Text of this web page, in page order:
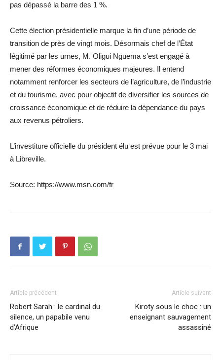
pas dépassé la barre des 1 %.
Cette élection présidentielle marque la fin d’une période de
transition de près de vingt mois. Désormais chef de l’État
légitimé par les urnes, M. Oligui Nguema s’est engagé à
mener des réformes économiques majeures. Il entend
notamment renforcer les secteurs de l’agriculture, de l’industrie
et du tourisme, avec pour objectif de diversifier les sources de
croissance économique et de réduire la dépendance du pays
aux revenus pétroliers.
L’investiture officielle du président élu est prévue pour le 3 mai
à Libreville.
Source: https://www.msn.com/fr
Article précédent
Robert Sarah : le cardinal du
silence, un papabile venu
d’Afrique
Article suivant
Kiroty sous le choc : un
enseignant sauvagement
assassiné